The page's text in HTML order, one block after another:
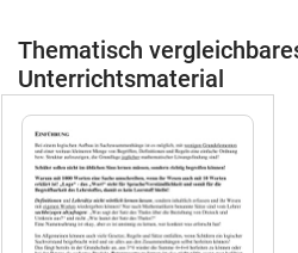
Thematisch
Unterrichtsmaterial